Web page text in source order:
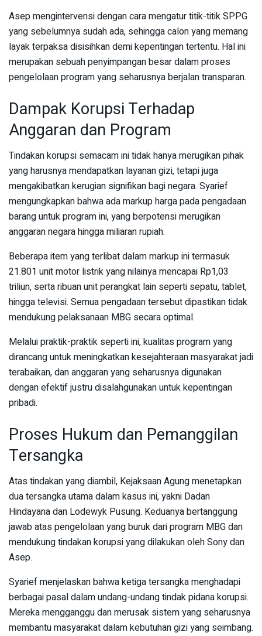
Asep mengintervensi dengan cara mengatur titik-titik SPPG
yang sebelumnya sudah ada, sehingga calon yang memang
layak terpaksa disisihkan demi kepentingan tertentu. Hal ini
merupakan sebuah penyimpangan besar dalam proses
pengelolaan program yang seharusnya berjalan transparan.
Dampak Korupsi Terhadap
Anggaran dan Program
Tindakan korupsi semacam ini tidak hanya merugikan pihak
yang harusnya mendapatkan layanan gizi, tetapi juga
mengakibatkan kerugian signifikan bagi negara. Syarief
mengungkapkan bahwa ada markup harga pada pengadaan
barang untuk program ini, yang berpotensi merugikan
anggaran negara hingga miliaran rupiah.
Beberapa item yang terlibat dalam markup ini termasuk
21.801 unit motor listrik yang nilainya mencapai Rp1,03
triliun, serta ribuan unit perangkat lain seperti sepatu, tablet,
hingga televisi. Semua pengadaan tersebut dipastikan tidak
mendukung pelaksanaan MBG secara optimal.
Melalui praktik-praktik seperti ini, kualitas program yang
dirancang untuk meningkatkan kesejahteraan masyarakat jadi
terabaikan, dan anggaran yang seharusnya digunakan
dengan efektif justru disalahgunakan untuk kepentingan
pribadi.
Proses Hukum dan Pemanggilan
Tersangka
Atas tindakan yang diambil, Kejaksaan Agung menetapkan
dua tersangka utama dalam kasus ini, yakni Dadan
Hindayana dan Lodewyk Pusung. Keduanya bertanggung
jawab atas pengelolaan yang buruk dari program MBG dan
mendukung tindakan korupsi yang dilakukan oleh Sony dan
Asep.
Syarief menjelaskan bahwa ketiga tersangka menghadapi
berbagai pasal dalam undang-undang tindak pidana korupsi.
Mereka mengganggu dan merusak sistem yang seharusnya
membantu masyarakat dalam kebutuhan gizi yang seimbang.